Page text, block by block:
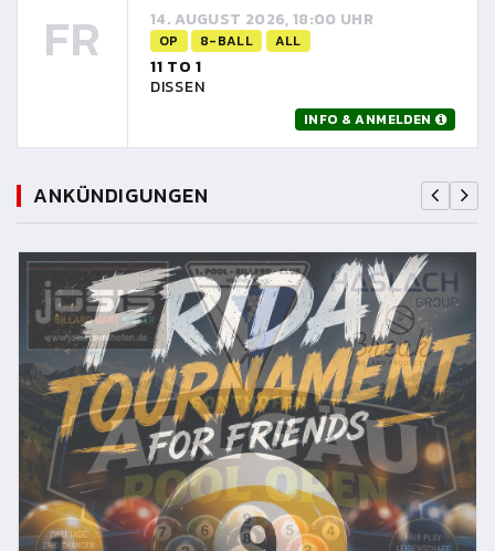
FR 14. AUGUST 2026, 18:00 UHR
OP 8-BALL ALL
11 TO 1
DISSEN
INFO & ANMELDEN
ANKÜNDIGUNGEN